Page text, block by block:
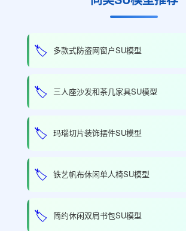
🏷️ 多款式防盗网窗户SU模型
🏷️ 三人座沙发和茶几家具SU模型
🏷️ 玛瑙切片装饰摆件SU模型
🏷️ 铁艺帆布休闲单人椅SU模型
🏷️ 简约休闲双肩书包SU模型